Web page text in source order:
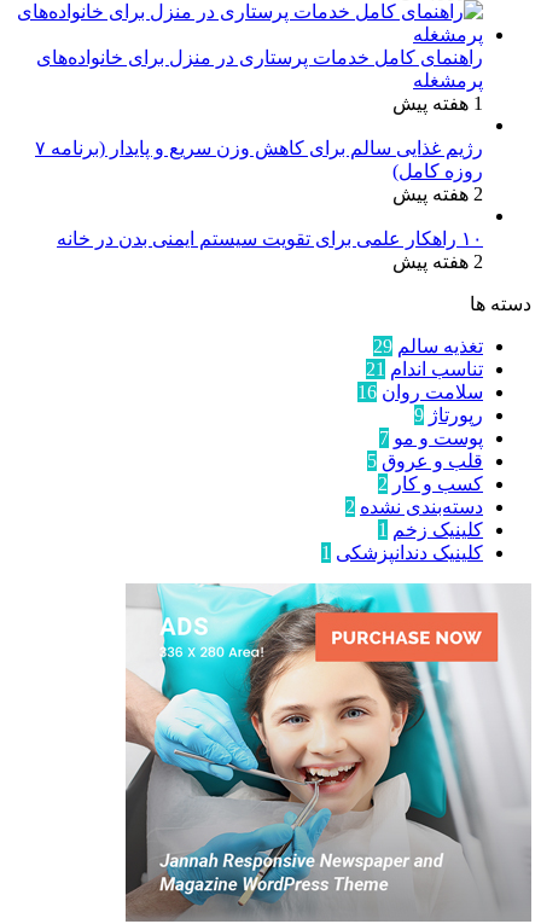
راهنمای کامل خدمات پرستاری در منزل برای خانواده‌های
پرمشغله
1 هفته پیش
رژیم غذایی سالم برای کاهش وزن سریع و پایدار (برنامه ۷
روزه کامل)
2 هفته پیش
۱۰ راهکار علمی برای تقویت سیستم ایمنی بدن در خانه
2 هفته پیش
دسته ها
تغذیه سالم 29
تناسب اندام 21
سلامت روان 16
رپورتاژ 9
پوست و مو 7
قلب و عروق 5
کسب و کار 2
دسته‌بندی نشده 2
کلینیک زخم 1
کلینیک دندانپزشکی 1